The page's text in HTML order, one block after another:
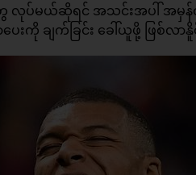
လုပ်မယ်ဆိုရင် အသင်းအပါ် အမှ
ေးကို ချက်ခြင်း ခေါ်ယူဖို့ ဖြစ်